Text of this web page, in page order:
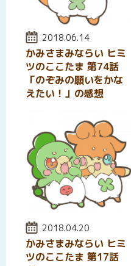
投稿日:
2018.06.14
かみさまみならい ヒミ
ツのここたま 第74話
「のぞみの願いをかな
えたい！」の感想
投稿日:
2018.04.20
かみさまみならい ヒミ
ツのここたま 第17話